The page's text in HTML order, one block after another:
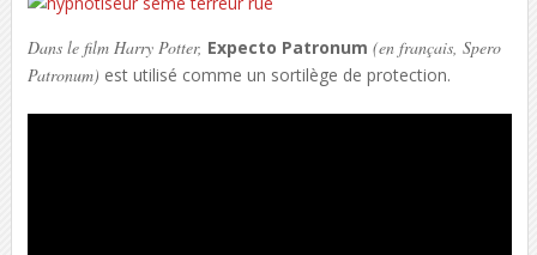
Dans le film Harry Potter, Expecto Patronum (en français, Spero
Patronum) est utilisé comme un sortilège de protection.